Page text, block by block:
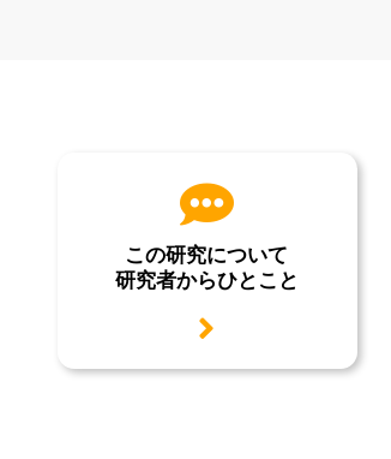
この研究について
研究者からひとこと